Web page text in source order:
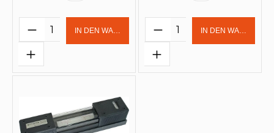
Produkt Anzahl: Gib den
IN DEN WARENKORB Produkt Anzahl:
IN DEN